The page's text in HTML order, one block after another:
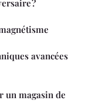
?
avancées
un magasin de